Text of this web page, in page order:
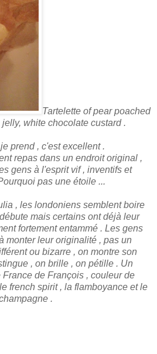
Tartelette of pear poached
white chocolate custard .
prend , c'est excellent .
repas dans un endroit original ,
gens à l'esprit vif , inventifs et
pas une étoile ...
, les londoniens semblent boire
mais certains ont déjà leur
fortement entammé . Les gens
monter leur originalité , pas un
ou bizarre , on montre son
, on brille , on pétille . Un
de François , couleur de
french spirit , la flamboyance et le
.